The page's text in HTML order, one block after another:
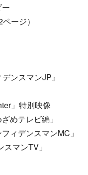
ージ）
ンスマンJP』
」特別映像
めテレビ編」
ィデンスマンMC」
マンTV」